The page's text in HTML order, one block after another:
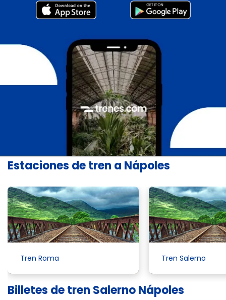
Estaciones de tren a Nápoles
Tren Roma Tren Salerno
Billetes de tren Salerno Nápoles